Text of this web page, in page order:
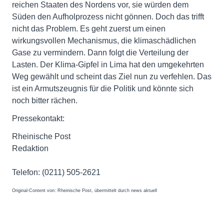
reichen Staaten des Nordens vor, sie würden dem
Süden den Aufholprozess nicht gönnen. Doch das trifft
nicht das Problem. Es geht zuerst um einen
wirkungsvollen Mechanismus, die klimaschädlichen
Gase zu vermindern. Dann folgt die Verteilung der
Lasten. Der Klima-Gipfel in Lima hat den umgekehrten
Weg gewählt und scheint das Ziel nun zu verfehlen. Das
ist ein Armutszeugnis für die Politik und könnte sich
noch bitter rächen.
Pressekontakt:
Rheinische Post
Redaktion
Telefon: (0211) 505-2621
Original-Content von: Rheinische Post, übermittelt durch news aktuell